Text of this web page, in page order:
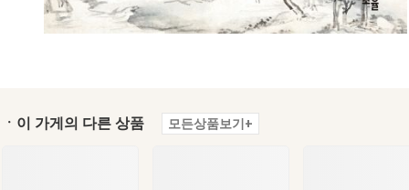
ㆍ이 가게의 다른 상품 모든상품보기+